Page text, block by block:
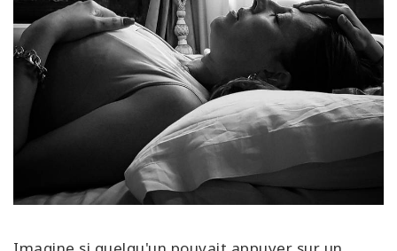
journée
Enseigne
les
Access
Bars
Business